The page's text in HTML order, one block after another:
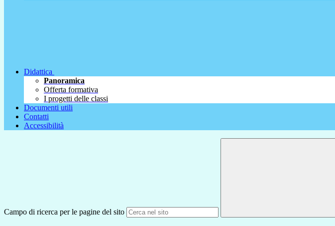
Didattica
Panoramica
Offerta formativa
I progetti delle classi
Documenti utili
Contatti
Accessibilità
Campo di ricerca per le pagine del sito